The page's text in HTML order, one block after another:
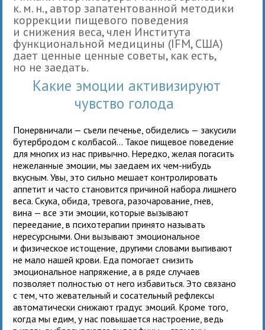
к. м. н., автор запатентованной методики
коррекции пищевого поведения
и снижения веса, член Института
функциональной медицины (IFM, США)
дает ценные ценные советы, как есть,
но не заедать.
Какие эмоции активизируют
чувство голода
Понервничали — съели печенье, обиделись — закусили
бутербродом с колбасой... Такое пищевое поведение
для многих из нас привычно. Нередко, желая погасить
нежеланные эмоции, мы заедаем их чем-нибудь
вкусным. Увы, это сильно мешает контролировать
аппетит и часто становится причиной набора лишнего
веса. Скука, обида, тревога, разочарование, гнев,
вина — все эти эмоции, которые вызывают
переедание, в психотерапии принято называть
нересурсными. Они вызывают эмоциональное
и физическое истощение, другими словами выпивают
не мало нашей крови. Еда помогает снизить
эмоциональное напряжение, а в ряде случаев
позволяет полностью от него избавиться. Это связано
с тем, что жевательный и сосательный рефлексы
автоматически снижают градус эмоций. Кроме того,
когда мы едим, у нас повышается настроение, ведь